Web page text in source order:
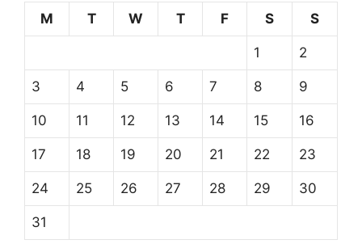
M
T W T F S S
1 2
3 4 5 6 7 8 9
10 11 12 13 14 15 16
17 18 19 20 21 22 23
24 25 26 27 28 29 30
31